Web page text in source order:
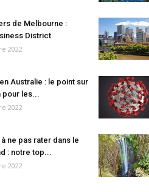
de Melbourne :
District
2022
Australie : le point sur
pour les...
2022
ne pas rater dans le
: notre top...
2022